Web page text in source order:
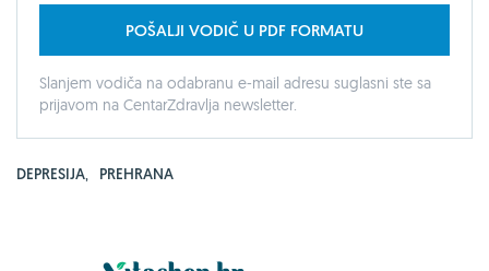
POŠALJI VODIČ U PDF FORMATU
Slanjem vodiča na odabranu e-mail adresu suglasni ste sa
prijavom na CentarZdravlja newsletter.
DEPRESIJA, PREHRANA